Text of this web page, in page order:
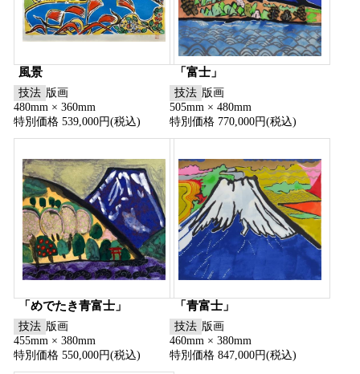
風景
技法 版画
480mm × 360mm
特別価格 539,000円(税込)
「富士」
技法 版画
505mm × 480mm
特別価格 770,000円(税込)
「めでたき青富士」
技法 版画
455mm × 380mm
特別価格 550,000円(税込)
「青富士」
技法 版画
460mm × 380mm
特別価格 847,000円(税込)